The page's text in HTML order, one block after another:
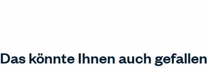
Das könnte Ihnen auch gefallen